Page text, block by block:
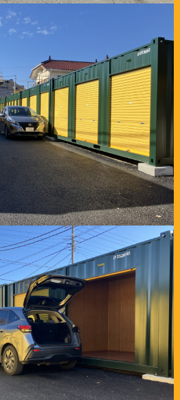
0120-816-185
ペーン スペースプラス藤沢湘南台
ペーン スペースプラス佐久長土呂
ーン スペースプラス東大阪大蓮南
ーン スペースプラス蒲郡大塚町
ーン スペースプラス姫路玉手
覧